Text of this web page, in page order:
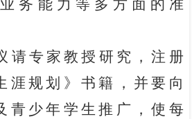
务能力等多方面的准
请专家教授研究，注册
涯规划》书籍，并要向
青少年学生推广，使每